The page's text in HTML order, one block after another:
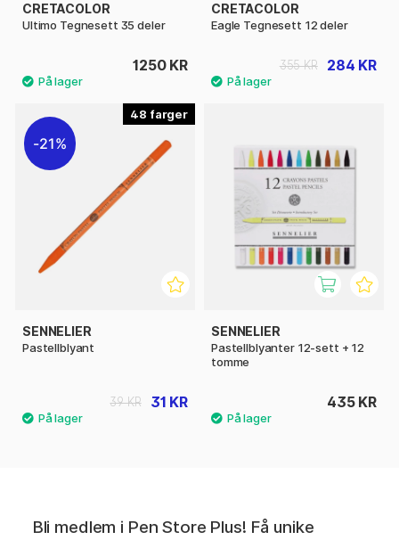
CRETACOLOR
Ultimo Tegnesett 35 deler
1250 KR
CRETACOLOR
Eagle Tegnesett 12 deler
284 KR
355 KR
48
21%
SENNELIER
Pastellblyant
31 KR
39 KR
SENNELIER
Pastellblyanter 12‑sett + 12
tomme
435 KR
Bli medlem i Pen Store Plus! Få unike